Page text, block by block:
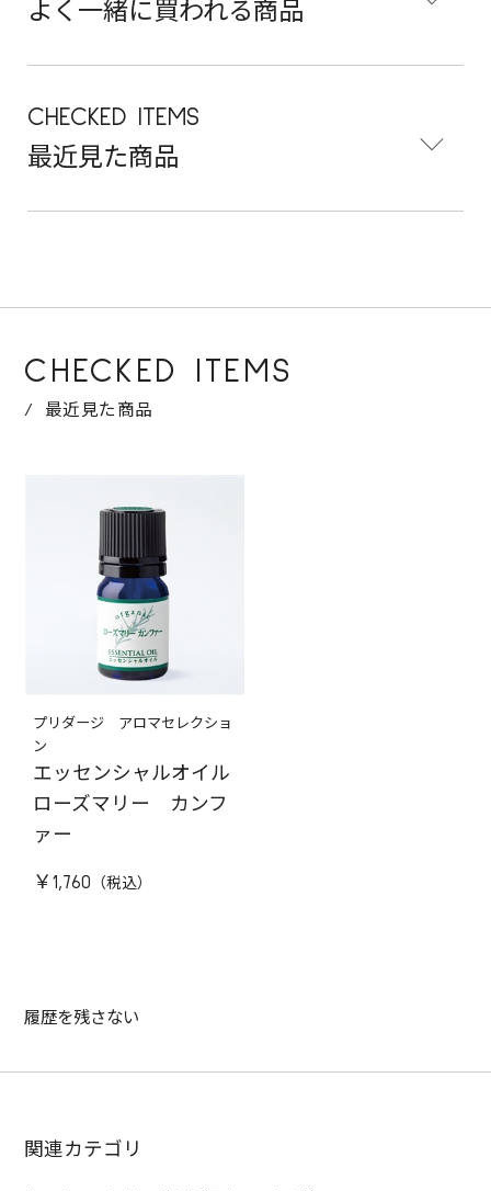
よく一緒に買われる商品
CHECKED ITEMS
最近見た商品
CHECKED ITEMS
最近見た商品
プリダージ アロマセレクショ
ン
エッセンシャルオイル
ローズマリー カンフ
ァー
￥1,760
履歴を残さない
関連カテゴリ